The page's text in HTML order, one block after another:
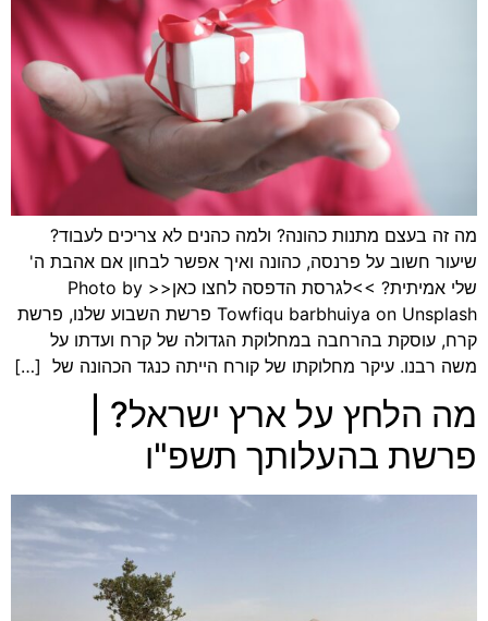
מה זה בעצם מתנות כהונה? ולמה כהנים לא צריכים לעבוד?
שיעור חשוב על פרנסה, כהונה ואיך אפשר לבחון אם אהבת ה'
שלי אמיתית? >>לגרסת הדפסה לחצו כאן<< Photo by
Towfiqu barbhuiya on Unsplash פרשת השבוע שלנו, פרשת
קרח, עוסקת בהרחבה במחלוקת הגדולה של קרח ועדתו על
משה רבנו. עיקר מחלוקתו של קורח הייתה כנגד הכהונה של […]
מה הלחץ על ארץ ישראל? |
פרשת בהעלותך תשפ"ו